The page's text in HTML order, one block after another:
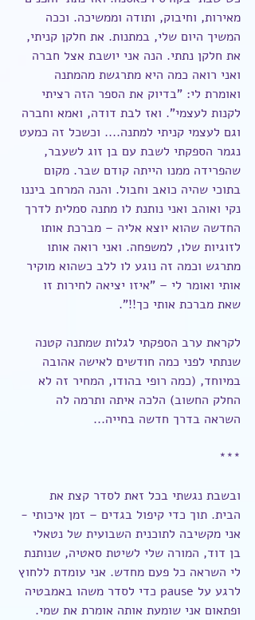
מאירות, וחיבוק, ותודה וממשיכה. וככה
המשיך היום שלי, במתנות. את חלקן קניתי,
את חלקן נתתי. הנה אני יושבת אצל חברה
ואני רואה כמה היא מתרגשת מהמתנה
ואומרת לי: "בדיוק את הספר הזה רציתי
לקנות לעצמי". ואז לבת דודה, ואמא וחברה
וגם לעצמי קניתי למתנה.... וכשכל זה כמעט
נגמר הספקתי לשבת עם בן זוג לשעבר,
שהפרידה ממנו הייתה קודם שבר. מקום
בתוכי שהיה כואב וחבול. והנה המרחב ביננו
נקי ואוהב ואני נותנת לו מתנה סמלית לדרך
החדשה שהוא יוצא אליה – מברכת אותו
לזוגיות שלו, למשפחה. ואני רואה אותו
מתרגש וכמה זה נוגע לו ללב כשהוא מוקיר
אותי ואומר לי – "איזו יציאה לחירות זו
שאת מברכת אותי כך!!".
לקראת ערב הספקתי לגלות שמתנה קטנה
שנתתי לפני כמה חודשים לאישה אהובה
במיוחד, (כמה רופי בהודו, המחיר זה לא
החלק החשוב) הלכה איתה ותרמה לה
השראה בדרך חדשה בחייה...
***
ובשבת נגשתי בכל זאת לסדר קצת את
הבית. תוך כדי קיפול בגדים – זמן איכותי -
אני מקשיבה לתוכנית השבועית של נטאלי
בן דוד, המורה שלי לשיטת סאטיה, שנותנת
לי השראה כל פעם מחדש. אני עומדת ללחוץ
לרגע על pause כדי לסדר משהו באמבטיה
ופתאום אני שומעת אותה אומרת את שמי.